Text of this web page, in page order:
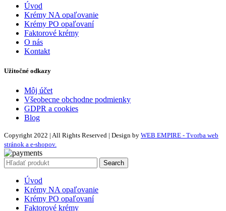
Úvod
Krémy NA opaľovanie
Krémy PO opaľovaní
Faktorové krémy
O nás
Kontakt
Užitočné odkazy
Môj účet
Všeobecne obchodne podmienky
GDPR a cookies
Blog
Copyright 2022 | All Rights Reserved | Design by WEB EMPIRE - Tvorba web
stránok a e-shopov.
Search
Úvod
Krémy NA opaľovanie
Krémy PO opaľovaní
Faktorové krémy